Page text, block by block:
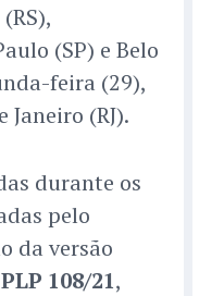
(SP) e Belo
feira (29),
Janeiro (RJ).
durante os
pelo
da versão
PLP 108/21,